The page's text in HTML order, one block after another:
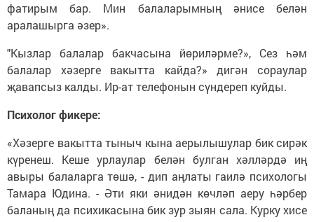
фатирым бар. Мин балаларымның әнисе белән
аралашырга әзер».
"Кызлар балалар бакчасына йөриләрме?», Сез һәм
балалар хәзерге вакытта кайда?» дигән сораулар
җавапсыз калды. Ир-ат телефонын сүндереп куйды.
Психолог фикере:
«Хәзерге вакытта тыныч кына аерылышулар бик сирәк
күренеш. Кеше урлаулар белән булган хәлләрдә иң
авыры балаларга төшә, - дип аңлаты гаилә психологы
Тамара Юдина. - Әти яки әнидән көчләп аеру һәрбер
баланың да психикасына бик зур зыян сала. Курку хисе